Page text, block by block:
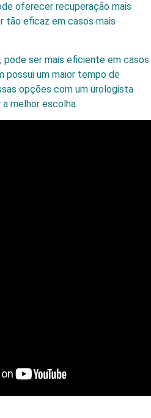
oferecer recuperação mais
tão eficaz em casos mais
pode ser mais eficiente em casos
possui um maior tempo de
opções com um urologista
melhor escolha.